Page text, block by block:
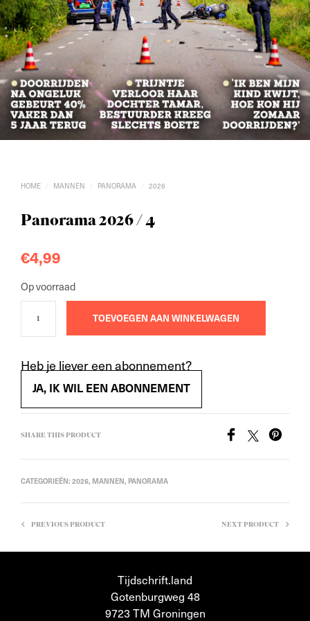
HOME / MANNEN / PANORAMA / 2026
Panorama 2026 / 4
€4,99
Op voorraad
TOEVOEGEN AAN WINKELWAGEN
Heb je liever een abonnement?
JA, IK WIL EEN ABONNEMENT
SHARE THIS PRODUCT
CATEGORIEËN: 2026, MANNEN, PANORAMA
PREVIOUS PRODUCT NEXT PRODUCT
Tijdschrift.land
Gotenburgweg 48
9723 TM Groningen